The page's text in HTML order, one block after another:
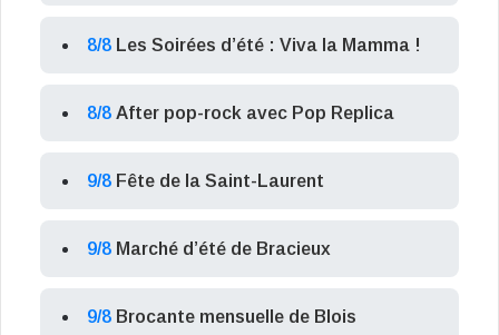
8/8 Les Soirées d’été : Viva la Mamma !
8/8 After pop-rock avec Pop Replica
9/8 Fête de la Saint-Laurent
9/8 Marché d’été de Bracieux
9/8 Brocante mensuelle de Blois